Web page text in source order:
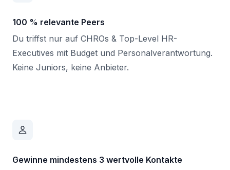
100 % relevante Peers
Du triffst nur auf CHROs & Top-Level HR-
Executives mit Budget und Personalverantwortung.
Keine Juniors, keine Anbieter.
Gewinne mindestens 3 wertvolle Kontakte